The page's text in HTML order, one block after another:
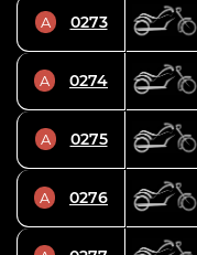
A 0273
A 0274
A 0275
A 0276